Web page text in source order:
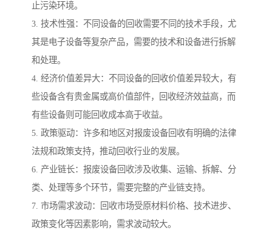
止污染环境。
3. 技术性强：不同设备的回收需要不同的技术手段，尤
其是电子设备等复杂产品，需要的技术和设备进行拆解
和处理。
4. 经济价值差异大：不同设备的回收价值差异较大，有
些设备含有贵金属或高价值部件，回收经济效益高，而
有些设备则可能回收成本高于收益。
5. 政策驱动：许多和地区对报废设备回收有明确的法律
法规和政策支持，推动回收行业的发展。
6. 产业链长：报废设备回收涉及收集、运输、拆解、分
类、处理等多个环节，需要完整的产业链支持。
7. 市场需求波动：回收市场受原材料价格、技术进步、
政策变化等因素影响，需求波动较大。